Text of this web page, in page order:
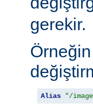
gerekir.
Alias "/